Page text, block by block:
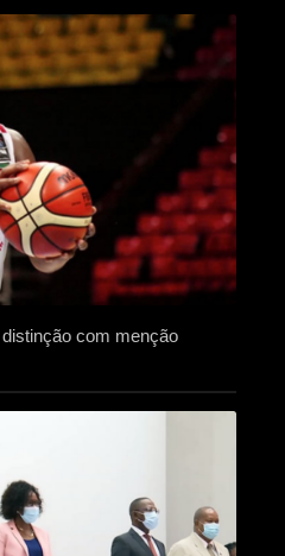
distinção com menção